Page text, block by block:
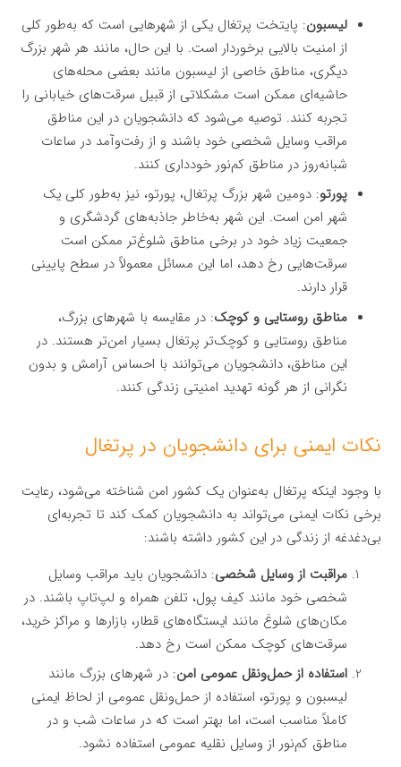
لیسبون: پایتخت پرتغال یکی از شهرهایی است که به‌طور کلی
از امنیت بالایی برخوردار است. با این حال، مانند هر شهر بزرگ
دیگری، مناطق خاصی از لیسبون مانند بعضی محله‌های
حاشیه‌ای ممکن است مشکلاتی از قبیل سرقت‌های خیابانی را
تجربه کنند. توصیه می‌شود که دانشجویان در این مناطق
مراقب وسایل شخصی خود باشند و از رفت‌وآمد در ساعات
شبانه‌روز در مناطق کم‌نور خودداری کنند.
پورتو: دومین شهر بزرگ پرتغال، پورتو، نیز به‌طور کلی یک
شهر امن است. این شهر به‌خاطر جاذبه‌های گردشگری و
جمعیت زیاد خود در برخی مناطق شلوغ‌تر ممکن است
سرقت‌هایی رخ دهد، اما این مسائل معمولاً در سطح پایینی
قرار دارند.
مناطق روستایی و کوچک: در مقایسه با شهرهای بزرگ،
مناطق روستایی و کوچک‌تر پرتغال بسیار امن‌تر هستند. در
این مناطق، دانشجویان می‌توانند با احساس آرامش و بدون
نگرانی از هر گونه تهدید امنیتی زندگی کنند.
نکات ایمنی برای دانشجویان در پرتغال
با وجود اینکه پرتغال به‌عنوان یک کشور امن شناخته می‌شود، رعایت
برخی نکات ایمنی می‌تواند به دانشجویان کمک کند تا تجربه‌ای
بی‌دغدغه از زندگی در این کشور داشته باشند:
مراقبت از وسایل شخصی: دانشجویان باید مراقب وسایل
شخصی خود مانند کیف پول، تلفن همراه و لپ‌تاپ باشند. در
مکان‌های شلوغ مانند ایستگاه‌های قطار، بازارها و مراکز خرید،
سرقت‌های کوچک ممکن است رخ دهد.
استفاده از حمل‌ونقل عمومی امن: در شهرهای بزرگ مانند
لیسبون و پورتو، استفاده از حمل‌ونقل عمومی از لحاظ ایمنی
کاملاً مناسب است، اما بهتر است که در ساعات شب و در
مناطق کم‌نور از وسایل نقلیه عمومی استفاده نشود.